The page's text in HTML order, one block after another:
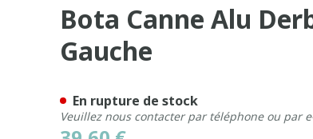
Anatomique Gauche
Bota Canne Alu
Gauche
En rupture de stock
Veuillez nous contacter par téléphone ou par